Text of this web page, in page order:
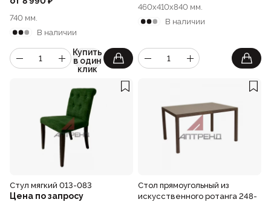
740 мм.
В наличии
Купить
в один
клик
460x410x840 мм.
В наличии
Стул мягкий 013-083
Цена по запросу
Стол прямоугольный из
искусственного ротанга 248-